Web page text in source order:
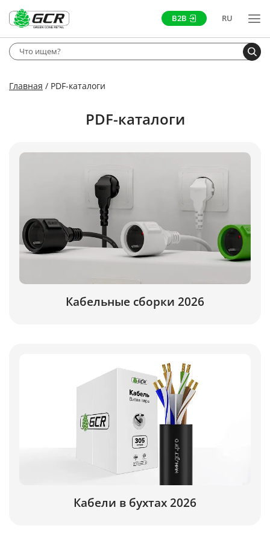
B2B RU
Главная PDF-каталоги
PDF-каталоги
Кабельные сборки 2026
Кабели в бухтах 2026